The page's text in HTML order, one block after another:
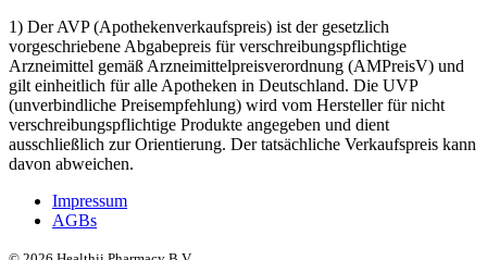
1) Der AVP (Apothekenverkaufspreis) ist der gesetzlich
vorgeschriebene Abgabepreis für verschreibungspflichtige
Arzneimittel gemäß Arzneimittelpreisverordnung (AMPreisV) und
gilt einheitlich für alle Apotheken in Deutschland. Die UVP
(unverbindliche Preisempfehlung) wird vom Hersteller für nicht
verschreibungspflichtige Produkte angegeben und dient
ausschließlich zur Orientierung. Der tatsächliche Verkaufspreis kann
davon abweichen.
Impressum
AGBs